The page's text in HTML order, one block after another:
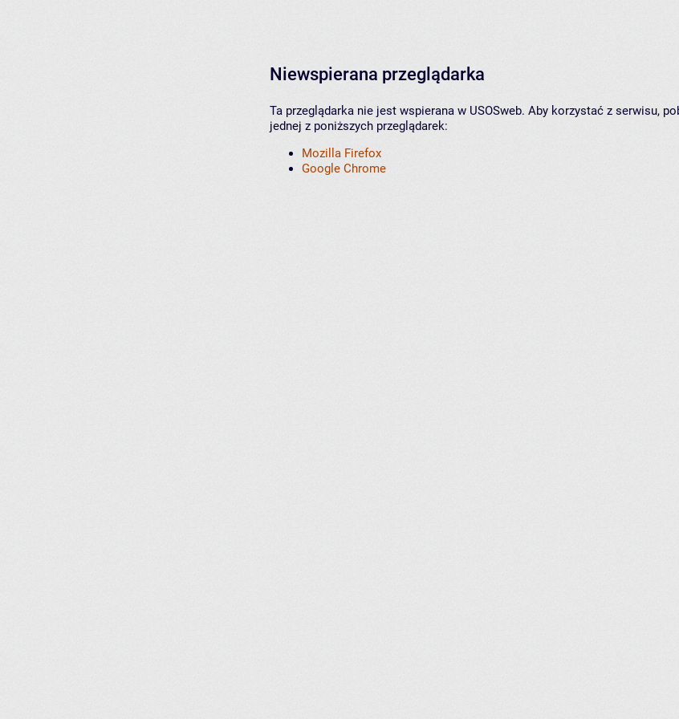
Niewspierana przeglądarka
Ta przeglądarka nie jest wspierana w USOSweb. Aby korzystać z serwisu,
jednej z poniższych przeglądarek:
Mozilla Firefox
Google Chrome